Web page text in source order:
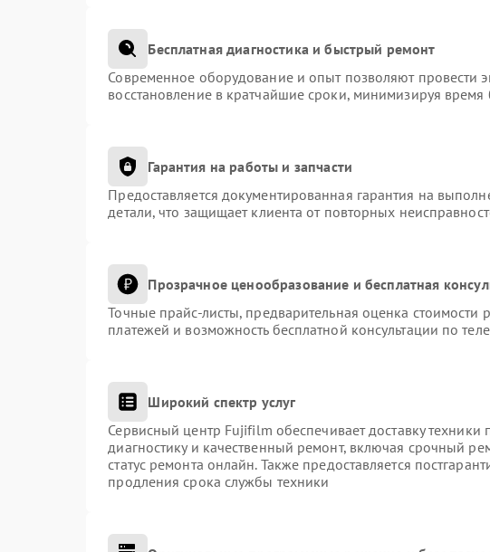
Бесплатная диагностика и быстрый ремонт
Современное оборудование и опыт позволяют провести
восстановление в кратчайшие сроки, минимизируя время
Гарантия на работы и запчасти
Предоставляется документированная гарантия на
детали, что защищает клиента от повторных
Прозрачное ценообразование и бесплатная
Точные прайс-листы, предварительная оценка стоимости
платежей и возможность бесплатной консультации по
Широкий спектр услуг
Сервисный центр Fujifilm обеспечивает доставку техники
диагностику и качественный ремонт, включая срочный
статус ремонта онлайн. Также предоставляется
продления срока службы техники